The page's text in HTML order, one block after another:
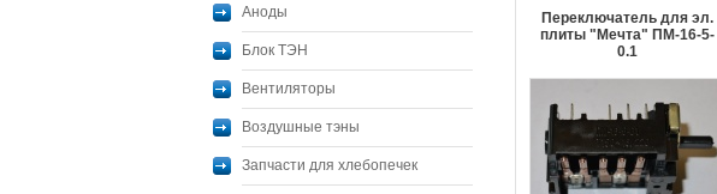
Аноды
Блок ТЭН
Вентиляторы
Воздушные тэны
Запчасти для хлебопечек
Переключатель для эл.
плиты "Мечта" ПМ-16-5-
0.1